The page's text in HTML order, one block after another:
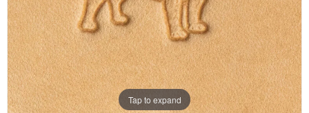
Tap to expand